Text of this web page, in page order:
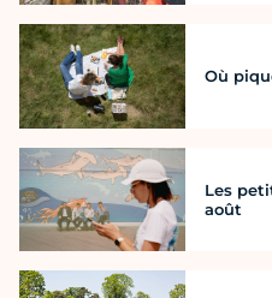
Où
Les
août